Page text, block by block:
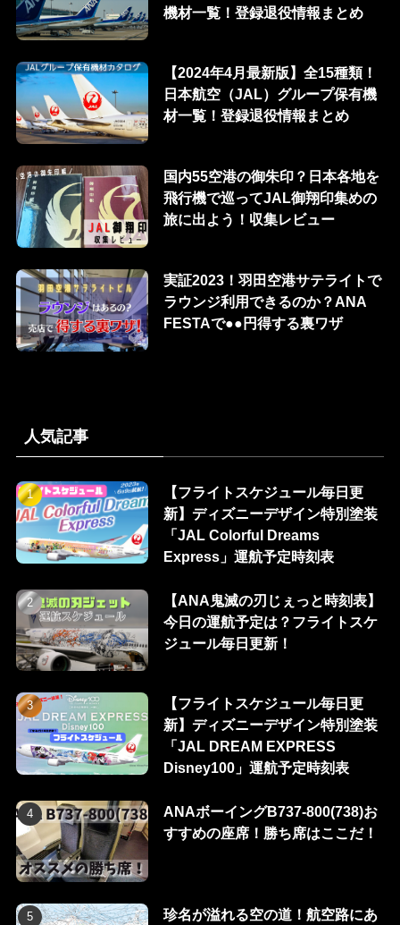
機材一覧！登録退役情報まとめ
【2024年4月最新版】全15種類！
日本航空（JAL）グループ保有機
材一覧！登録退役情報まとめ
国内55空港の御朱印？日本各地を
飛行機で巡ってJAL御翔印集めの
旅に出よう！収集レビュー
実証2023！羽田空港サテライトで
ラウンジ利用できるのか？ANA
FESTAで●●円得する裏ワザ
人気記事
【フライトスケジュール毎日更
新】ディズニーデザイン特別塗装
「JAL Colorful Dreams
Express」運航予定時刻表
【ANA鬼滅の刃じぇっと時刻表】
今日の運航予定は？フライトスケ
ジュール毎日更新！
【フライトスケジュール毎日更
新】ディズニーデザイン特別塗装
「JAL DREAM EXPRESS
Disney100」運航予定時刻表
ANAボーイングB737-800(738)お
すすめの座席！勝ち席はここだ！
珍名が溢れる空の道！航空路にあ